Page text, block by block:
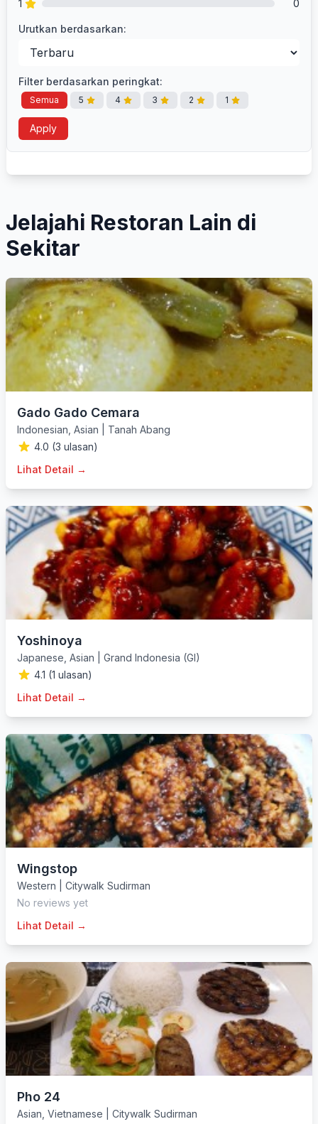
1 0
Urutkan berdasarkan:
Filter berdasarkan peringkat:
Semua 5 4 3 2 1
Apply
Jelajahi Restoran Lain di
Sekitar
Gado Gado Cemara
Indonesian Asian
Tanah Abang
4.0 (3 ulasan)
Lihat Detail →
Yoshinoya
Japanese Asian
Grand Indonesia (GI)
4.1 (1 ulasan)
Lihat Detail →
Wingstop
Western
Citywalk Sudirman
No reviews yet
Lihat Detail →
Pho 24
Asian Vietnamese
Citywalk Sudirman